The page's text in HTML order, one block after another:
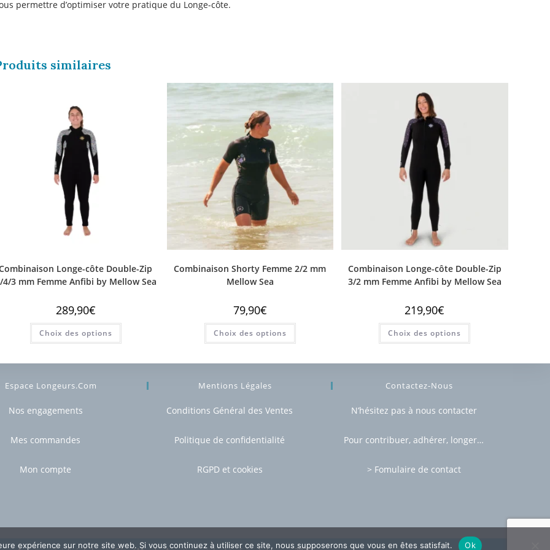
permettre d’optimiser votre pratique du Longe-côte.
similaires
Longe-côte Double-Zip
4/3 mm Femme Anfibi by Mellow Sea
289,90€
Choix des options
Combinaison Shorty Femme 2/2 mm
Mellow Sea
79,90€
Choix des options
Combinaison Longe-côte Double-Zip
3/2 mm Femme Anfibi by Mellow Sea
219,90€
Choix des options
Espace Longeurs.com
Nos engagements
Mes commandes
Mon compte
Mentions Légales
Conditions Général des Ventes
Politique de confidentialité
RGPD et cookies
Contactez-Nous
N’hésitez pas à nous contacter
Pour contribuer, adhérer, longer…
> Fomulaire de contact
expérience sur notre site web. Si vous continuez à utiliser ce site, nous supposerons que vous en êtes satisfait. Ok